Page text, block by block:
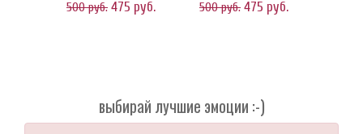
500руб. 475 руб. 500руб. 475 руб.
выбирай лучшие эмоции :-)